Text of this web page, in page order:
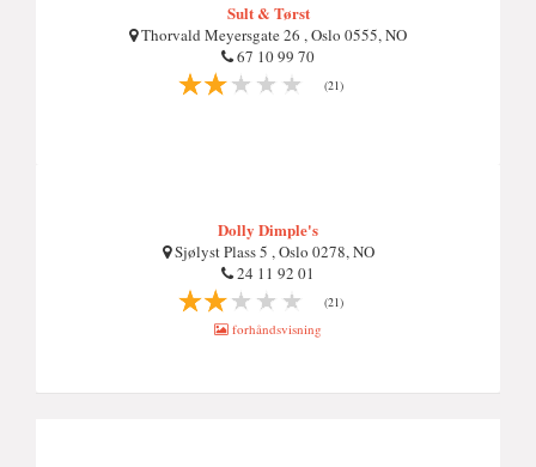
Sult & Tørst
Thorvald Meyersgate 26 , Oslo 0555, NO
67 10 99 70
(21)
Dolly Dimple's
Sjølyst Plass 5 , Oslo 0278, NO
24 11 92 01
(21)
forhåndsvisning